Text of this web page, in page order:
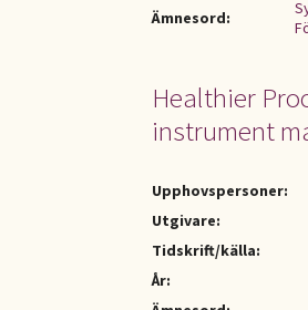
Ämnesord:
Healthier
instrument
Upphovspersoner:
Utgivare:
Tidskrift/källa:
År: